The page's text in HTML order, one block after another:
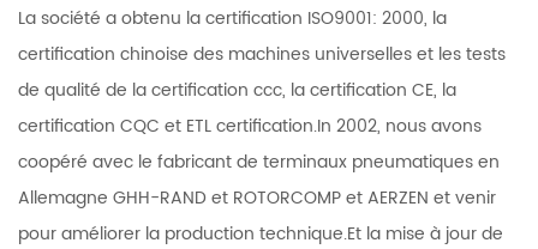
La société a obtenu la certification ISO9001: 2000, la
certification chinoise des machines universelles et les tests
de qualité de la certification ccc, la certification CE, la
certification CQC et ETL certification.In 2002, nous avons
coopéré avec le fabricant de terminaux pneumatiques en
Allemagne GHH-RAND et ROTORCOMP et AERZEN et venir
pour améliorer la production technique.Et la mise à jour de